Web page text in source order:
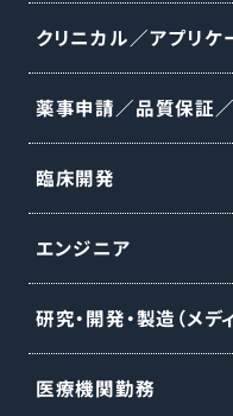
医師・代理店・
外科事業は分離
として新会社設
内のセパレーシ
ションは完了後
利厚生が適用さ
クリニカル／アプリケ
薬事申請／品質保証
臨床開発
エンジニア
研究・開発・製造（メデ
医療機関勤務